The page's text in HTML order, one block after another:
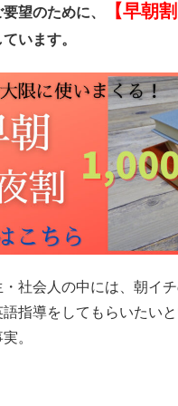
望のために、
【早朝
います。
社会人の中には、朝イ
語指導をしてもらいたい
。